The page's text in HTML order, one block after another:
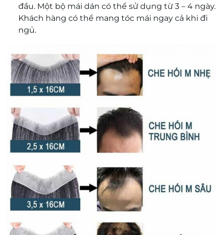
đầu. Một bộ mái dán có thể sử dụng từ 3 – 4 ngày.
Khách hàng có thể mang tóc mái ngay cả khi đi
ngủ.